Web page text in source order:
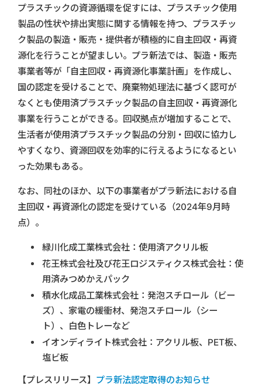
プラスチックの資源循環を促すには、プラスチック使用
製品の性状や排出実態に関する情報を持つ、プラスチッ
ク製品の製造・販売・提供者が積極的に自主回収・再資
源化を行うことが望ましい。プラ新法では、製造・販売
事業者等が「自主回収・再資源化事業計画」を作成し、
国の認定を受けることで、廃棄物処理法に基づく認可が
なくとも使用済プラスチック製品の自主回収・再資源化
事業を行うことができる。回収拠点が増加することで、
生活者が使用済プラスチック製品の分別・回収に協力し
やすくなり、資源回収を効率的に行えるようになるとい
った効果もある。
なお、同社のほか、以下の事業者がプラ新法における自
主回収・再資源化の認定を受けている（2024年9月時
点）。
緑川化成工業株式会社：使用済アクリル板
花王株式会社及び花王ロジスティクス株式会社：使
用済みつめかえパック
積水化成品工業株式会社：発泡スチロール（ビー
ズ）、家電の緩衝材、発泡スチロール（シー
ト）、白色トレーなど
イオンディライト株式会社：アクリル板、PET板、
塩ビ板
【プレスリリース】 プラ新法認定取得のお知らせ